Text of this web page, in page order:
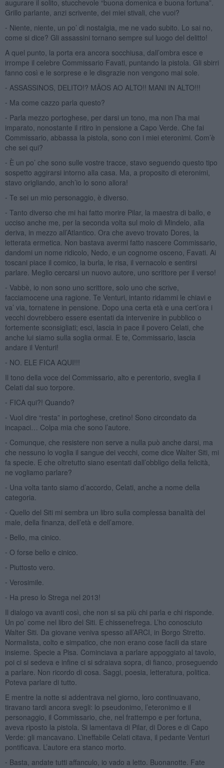
augurare il solito, stucchevole “buona domenica e buona fortuna”.
Grillo parlante, anzi scrivente, dei miei stivali, che vuoi?
⁃ Niente, niente, un po’ di nostalgia, me ne vado subito. Lo sai no,
come si dice? Gli assassini tornano sempre sul luogo del delitto!
A quel punto, la porta era ancora socchiusa, dall’ombra esce e
irrompe il celebre Commissario Favati, puntando la pistola. Gli sbirri
fanno così e le sorprese e le disgrazie non vengono mai sole.
⁃ ASSASSINOS, DELITO!? MÃOS AO ALTO!! MANI IN ALTO!!!
⁃ Ma come cazzo parla questo?
⁃ Parla mezzo portoghese, per darsi un tono, ma non l’ha mai
imparato, nonostante il ritiro in pensione a Capo Verde. Che fai
Commissario, abbassa la pistola, sono con i miei eteronimi. Com’è
che sei qui?
⁃ È un po’ che sono sulle vostre tracce, stavo seguendo questo tipo
sospetto aggirarsi intorno alla casa. Ma, a proposito di eteronimi,
stavo origliando, anch’io lo sono allora!
⁃ Te sei un mio personaggio, è diverso.
⁃ Tanto diverso che mi hai fatto morire Pilar, la maestra di ballo, e
ucciso anche me, per la seconda volta sul molo di Mindelo, alla
deriva, in mezzo all’Atlantico. Ora che avevo trovato Dores, la
letterata ermetica. Non bastava avermi fatto nascere Commissario,
dandomi un nome ridicolo, Nedo, e un cognome osceno, Favati. Ai
toscani piace il comico, la burla, le risa, il vernacolo e sentirsi
parlare. Meglio cercarsi un nuovo autore, uno scrittore per il verso!
⁃ Vabbè, io non sono uno scrittore, solo uno che scrive,
facciamocene una ragione. Te Venturi, intanto ridammi le chiavi e
va’ via, tornatene in pensione. Dopo una certa età e una cert’ora i
vecchi dovrebbero essere esentati da intervenire in pubblico o
fortemente sconsigliati; esci, lascia in pace il povero Celati, che
anche lui siamo sulla soglia ormai. E te, Commissario, lascia
andare il Venturi!
⁃ NO. ELE FICA AQUI!!!
Il tono della voce del Commissario, alto e perentorio, sveglia il
Celati dal suo torpore.
⁃ FICA qui?! Quando?
⁃ Vuol dire “resta” in portoghese, cretino! Sono circondato da
incapaci… Colpa mia che sono l’autore.
⁃ Comunque, che resistere non serve a nulla può anche darsi, ma
che nessuno lo voglia il sangue dei vecchi, come dice Walter Siti, mi
fa specie. E che oltretutto siano esentati dall’obbligo della felicità,
ne vogliamo parlare?
⁃ Una volta tanto siamo d’accordo, Celati, anche a nome della
categoria.
⁃ Quello del Siti mi sembra un libro sulla complessa banalità del
male, della finanza, dell’età e dell’amore.
⁃ Bello, ma cinico.
⁃ O forse bello e cinico.
⁃ Piuttosto vero.
⁃ Verosimile.
⁃ Ha preso lo Strega nel 2013!
Il dialogo va avanti così, che non si sa più chi parla e chi risponde.
Un po’ come nel libro del Siti. E chissenefrega. L’ho conosciuto
Walter Siti. Da giovane veniva spesso all’ARCI, in Borgo Stretto.
Normalista, colto e simpatico, che non erano cose facili da stare
insieme. Specie a Pisa. Cominciava a parlare appoggiato al tavolo,
poi ci si sedeva e infine ci si sdraiava sopra, di fianco, proseguendo
a parlare. Non ricordo di cosa. Saggi, poesia, letteratura, politica.
Poteva parlare di tutto.
E mentre la notte si addentrava nel giorno, loro continuavano,
tiravano tardi ancora svegli: lo pseudonimo, l’eteronimo e il
personaggio, il Commissario, che, nel frattempo e per fortuna,
aveva riposto la pistola. Si lamentava di Pilar, di Dores e di Capo
Verde: gli mancavano. L’ineffabile Celati citava, il pedante Venturi
pontificava. L’autore era stanco morto.
⁃ Basta, andate tutti affanculo, io vado a letto. Buonanotte. Fate